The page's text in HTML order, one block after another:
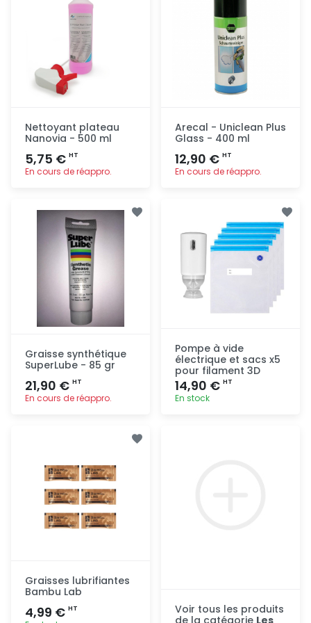
Nettoyant plateau
Nanovia - 500 ml
5,75 € HT
En cours de réappro.
rapide
Arecal - Uniclean Plus
Glass - 400 ml
12,90 € HT
En cours de réappro.
Graisse synthétique
SuperLube - 85 gr
21,90 € HT
En cours de réappro.
Pompe à vide
électrique et sacs x5
pour filament 3D
14,90 € HT
En stock
Graisses lubrifiantes
Bambu Lab
4,99 € HT
Voir tous les produits
de la catégorie Les